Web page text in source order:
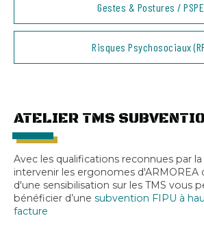
Gestes & Postures /
Risques Psychosociaux
ATELIER TMS
Avec les qualifications reconnues par la
intervenir les ergonomes d'ARMOREA
d'une sensibilisation sur les TMS vous
bénéficier d’une subvention FIPU à
facture